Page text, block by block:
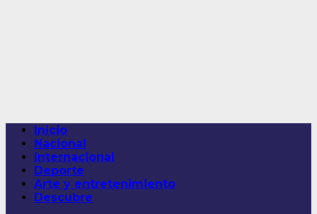
Menú
principal
Inicio
Nacional
Internacional
Deporte
Arte y entretenimiento
Descubre